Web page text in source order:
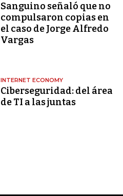
Sanguino señaló que no
compulsaron copias en
el caso de Jorge Alfredo
Vargas
INTERNET ECONOMY
Ciberseguridad: del área
de TI a las juntas